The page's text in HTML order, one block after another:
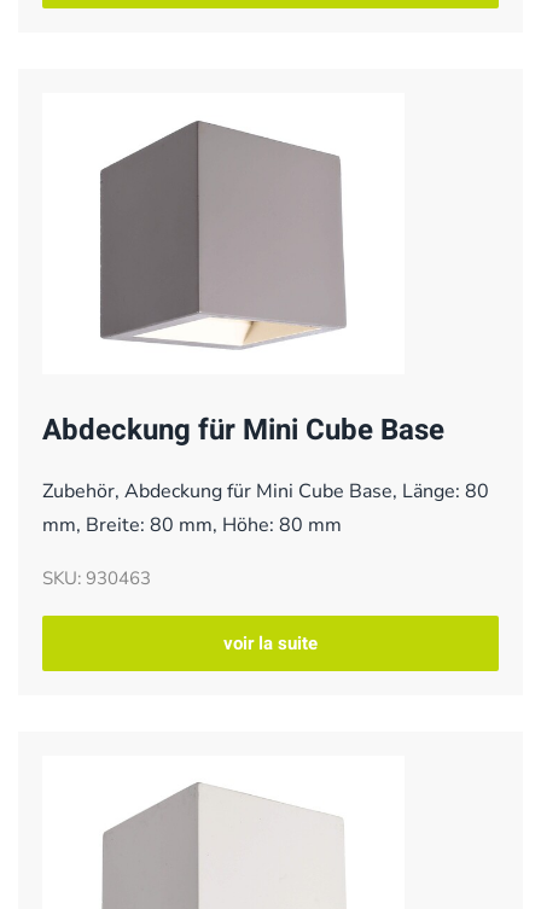
Abdeckung für Mini Cube Base
Zubehör, Abdeckung für Mini Cube Base, Länge: 80
mm, Breite: 80 mm, Höhe: 80 mm
SKU: 930463
voir la suite